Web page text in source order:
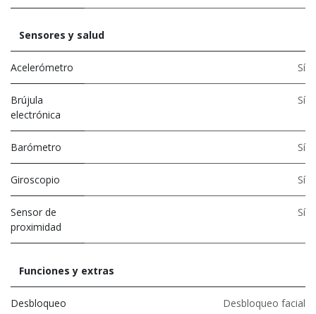
Sensores y salud
Acelerómetro Sí
Brújula
electrónica
Sí
Barómetro Sí
Giroscopio Sí
Sensor de
proximidad
Sí
Funciones y extras
Desbloqueo Desbloqueo facial